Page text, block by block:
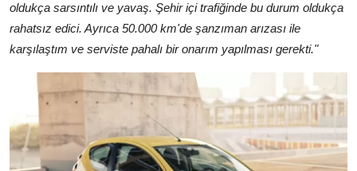
oldukça sarsıntılı ve yavaş. Şehir içi trafiğinde bu durum oldukça
rahatsız edici. Ayrıca 50.000 km'de şanzıman arızası ile
karşılaştım ve serviste pahalı bir onarım yapılması gerekti."